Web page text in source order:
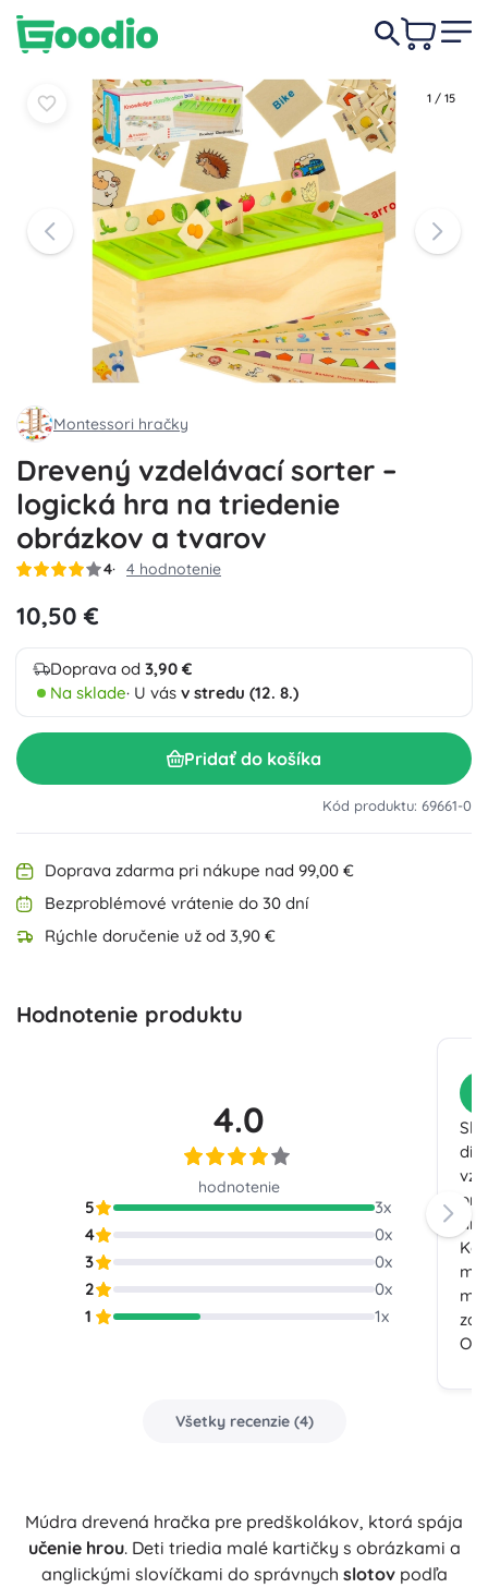
1 / 15
Montessori hračky
Drevený vzdelávací sorter –
logická hra na triedenie
obrázkov a tvarov
4 4 hodnotenie
10,50 €
Doprava od 3,90 €
Na sklade· U vás v stredu (12. 8.)
Pridať do košíka
Kód produktu: 69661-0
Doprava zdarma pri nákupe nad 99,00 €
Bezproblémové vrátenie do 30 dní
Rýchle doručenie už od 3,90 €
Hodnotenie produktu
4.0
hodnotenie
5 3x
4
0x
3
0x
2
0x
1
1x
Všetky recenzie(4)
Múdra drevená hračka pre predškolákov, ktorá spája
učenie hrou. Deti triedia malé kartičky s obrázkami a
anglickými slovíčkami do správnych slotovpodľa
10,50 € Do košíka